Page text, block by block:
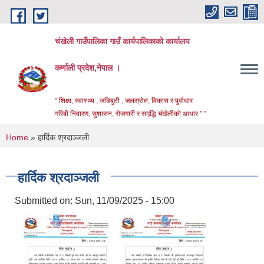
Skip to main content
चंखेली गाउँपालिका गाउँ कार्यपालिकाको कार्यालय
कर्णाली प्रदेश,नेपाल ।
" शिक्षा, स्वास्थ्य , जडिबुटी , जलस्रोत, विकास र पुर्वाधार
गरिबी निवारण, सुशासन, रोजगारी र समृद्धि चंखेलीको आधार " "
You are here
Home » हार्दिक श्रदाञ्जली
हार्दिक श्रदाञ्जली
Submitted on: Sun, 11/09/2025 - 15:00